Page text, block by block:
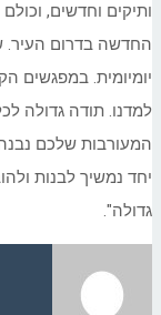
ותיקים וחדשים,
החדשה בדרום העיר.
יומיומית. במפגשים
למדנו. תודה גדולה
המעורבות שלכם
יחד נמשיך לבנות
גדולה".